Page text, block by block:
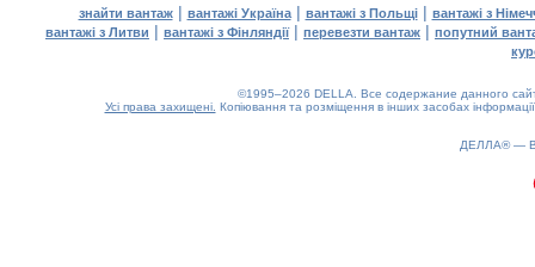
знайти вантаж| вантажі Україна| вантажі з Польщі| вантажі з
вантажі з Литви | вантажі з Фінляндії| перевезти вантаж | попутний
©1995–2026 DELLA. Все содержание данного
Усі права захищені. Копіювання та розміщення в інших засобах
ДЕЛЛА® —